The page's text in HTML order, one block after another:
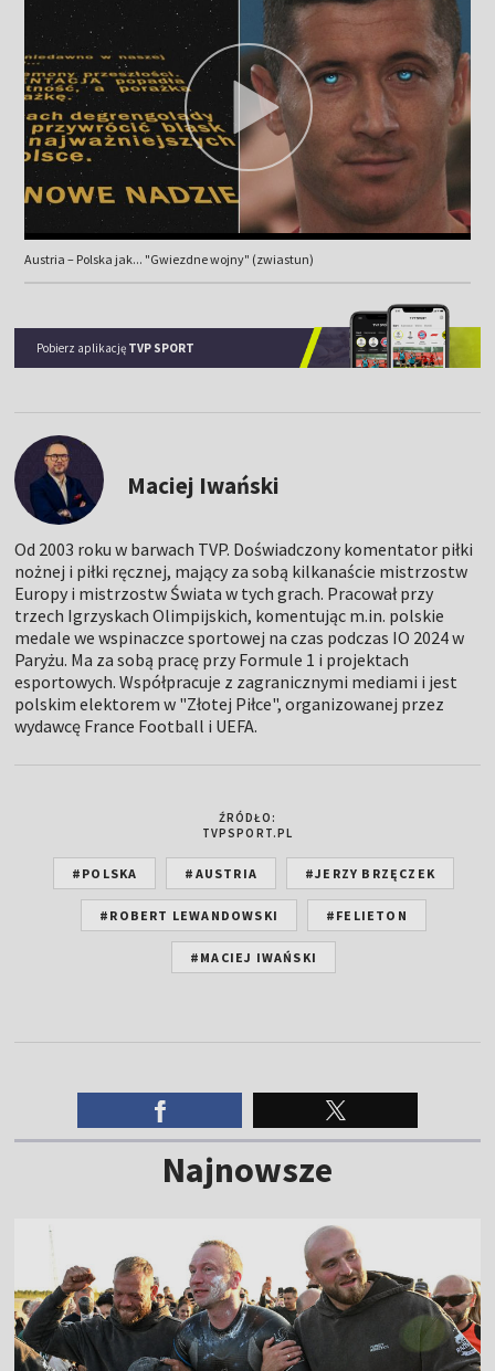
Austria – Polska jak... "Gwiezdne wojny" (zwiastun)
Pobierz aplikację TVP SPORT
Maciej Iwański
Od 2003 roku w barwach TVP. Doświadczony komentator piłki
nożnej i piłki ręcznej, mający za sobą kilkanaście mistrzostw
Europy i mistrzostw Świata w tych grach. Pracował przy
trzech Igrzyskach Olimpijskich, komentując m.in. polskie
medale we wspinaczce sportowej na czas podczas IO 2024 w
Paryżu. Ma za sobą pracę przy Formule 1 i projektach
esportowych. Współpracuje z zagranicznymi mediami i jest
polskim elektorem w "Złotej Piłce", organizowanej przez
wydawcę France Football i UEFA.
ŹRÓDŁO:
TVPSPORT.PL
#POLSKA #AUSTRIA #JERZY BRZĘCZEK
#ROBERT LEWANDOWSKI #FELIETON
#MACIEJ IWAŃSKI
Najnowsze